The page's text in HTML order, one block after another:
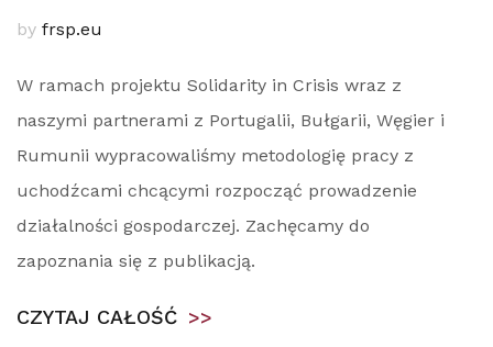
by frsp.eu
W ramach projektu Solidarity in Crisis wraz z
naszymi partnerami z Portugalii, Bułgarii, Węgier i
Rumunii wypracowaliśmy metodologię pracy z
uchodźcami chcącymi rozpocząć prowadzenie
działalności gospodarczej. Zachęcamy do
zapoznania się z publikacją.
CZYTAJ CAŁOŚĆ >>